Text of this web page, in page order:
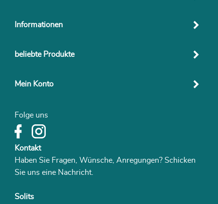
Informationen
beliebte Produkte
Mein Konto
Folge uns
Kontakt
Haben Sie Fragen, Wünsche, Anregungen? Schicken
Sie uns eine Nachricht.
Solits